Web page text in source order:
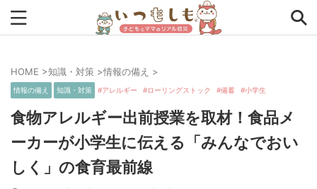
タグから探す
0次の備え 1次の備え 2次の備え まとめ
アプリ インタビュー コラム チェックリスト
ツール ママ防災士リサのいつもしも
HOME >知識・対策 >情報の備え >
情報の備え 知識・対策 アレルギー ローリングストック 備蓄 小学生
食物アレルギー出前授業を取材！食品メ
ーカーが小学生に伝える「みんなでおい
しく」の食育最前線